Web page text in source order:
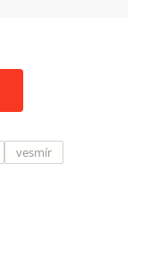
vesmír